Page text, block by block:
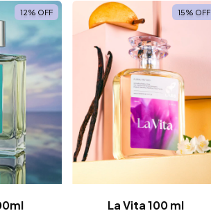
12% OFF 15% OFF
La Vita 100 ml